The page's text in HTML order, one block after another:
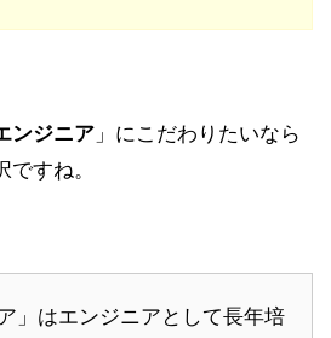
ンジニア 」にこだわりたいなら
すね。
」はエンジニアとして長年培